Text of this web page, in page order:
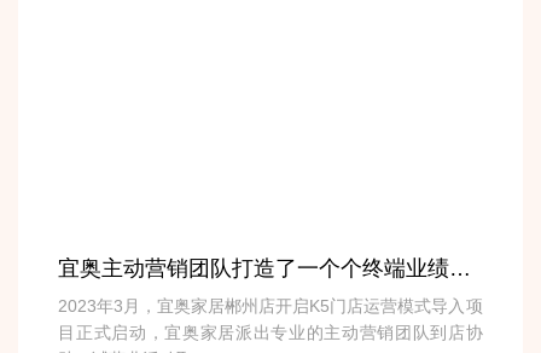
宜奥主动营销团队打造了一个个终端业绩新高，有什么秘诀？ | 走进标杆门店
2023年3月，宜奥家居郴州店开启K5门店运营模式导入项
目正式启动，宜奥家居派出专业的主动营销团队到店协